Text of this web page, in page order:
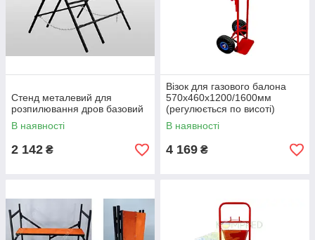
Стенд металевий для
розпилювання дров базовий
В наявності
2 142 ₴
Візок для газового балона
570х460х1200/1600мм
(регулюється по висоті)
Червоний Kompred OL459
В наявності
4 169 ₴